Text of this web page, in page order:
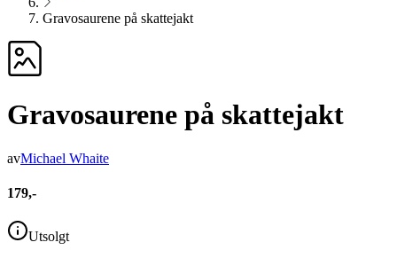
Gravosaurene på skattejakt
Gravosaurene på skattejakt
avMichael Whaite
179,-
Utsolgt